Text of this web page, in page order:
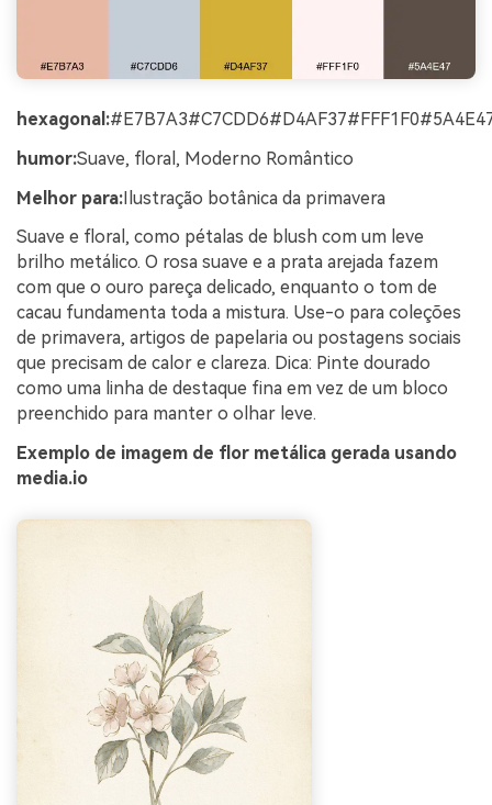
hexagonal:
humor:Suave, floral, Moderno Romântico
Melhor para:Ilustração botânica da primavera
Suave e floral, como pétalas de blush com um leve
brilho metálico. O rosa suave e a prata arejada fazem
com que o ouro pareça delicado, enquanto o tom de
cacau fundamenta toda a mistura. Use-o para coleções
de primavera, artigos de papelaria ou postagens sociais
que precisam de calor e clareza. Dica: Pinte dourado
como uma linha de destaque fina em vez de um bloco
preenchido para manter o olhar leve.
Exemplo de imagem de flor metálica gerada usando
media.io